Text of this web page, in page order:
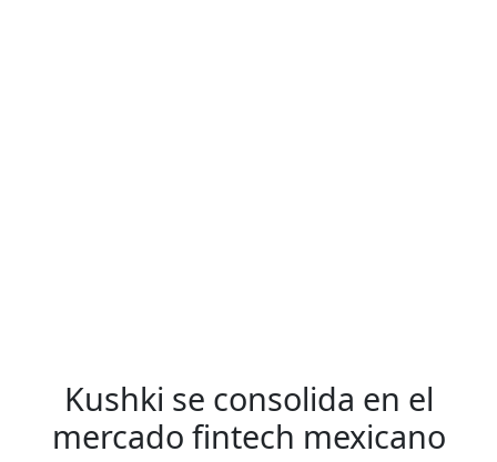
Kushki se consolida en el
mercado fintech mexicano